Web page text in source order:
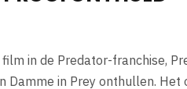
in de Predator-franchise,
Damme in Prey onthullen. Het